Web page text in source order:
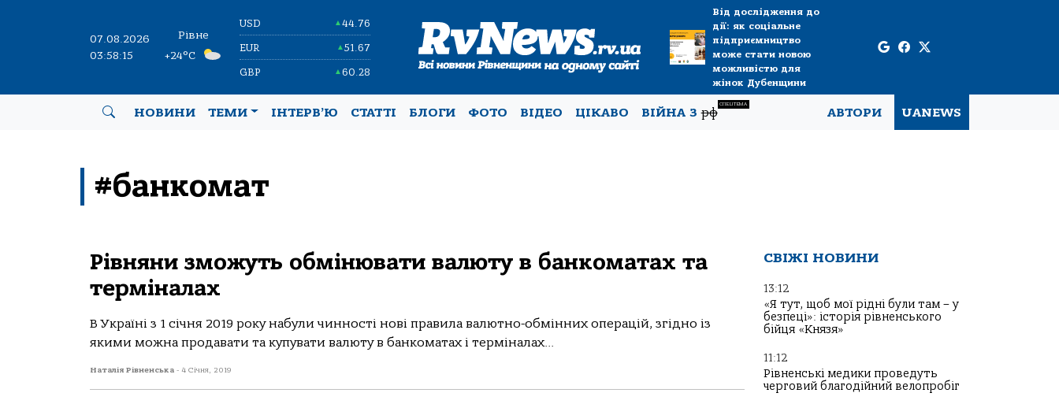
07.08.2026
03:58:15
Рівне
+24°C
USD ▲44.76
EUR ▲51.67
GBP ▲60.28
Від дослідження до
дії: як соціальне
підприємництво
може стати новою
можливістю для
жінок Дубенщини
НОВИНИ ТЕМИ ІНТЕРВ’Ю СТАТТІ БЛОГИ ФОТО ВІДЕО ЦІКАВО ВІЙНА Зрф
СПЕЦТЕМА
АВТОРИ UANEWS
#банкомат
Рівняни зможуть обмінювати валюту в банкоматах та
терміналах
В Україні з 1 січня 2019 року набули чинності нові правила валютно-обмінних операцій, згідно із
якими можна продавати та купувати валюту в банкоматах і терміналах...
Наталія Рівненська - 4 Січня, 2019
СВІЖІ НОВИНИ
13:12
«Я тут, щоб мої рідні були там – у
безпеці»: історія рівненського
бійця «Князя»
11:12
Рівненські медики проведуть
черговий благодійний велопробіг